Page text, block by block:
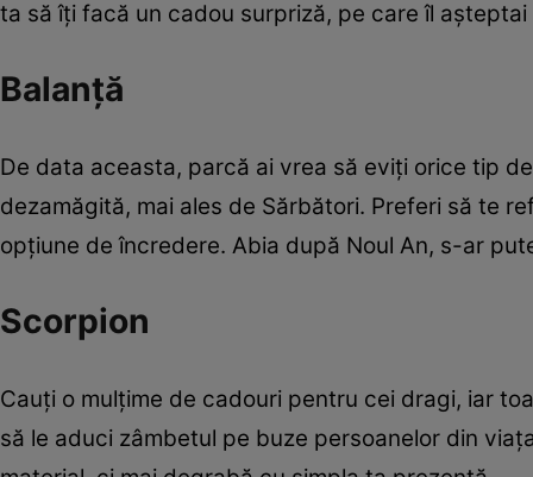
ta să îţi facă un cadou surpriză, pe care îl
Balanţă
De data aceasta, parcă ai vrea să eviţi orice tip
dezamăgită, mai ales de Sărbători. Preferi să te
opţiune de încredere. Abia după Noul An, s-ar
Scorpion
Cauţi o mulţime de cadouri pentru cei dragi, iar
să le aduci zâmbetul pe buze persoanelor din